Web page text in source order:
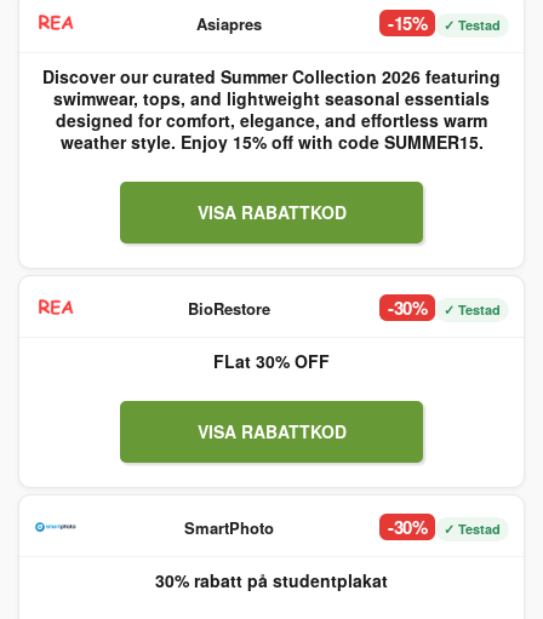
Asiapres -15% ✓ Testad
Discover our curated Summer Collection 2026 featuring
swimwear, tops, and lightweight seasonal essentials
designed for comfort, elegance, and effortless warm
weather style. Enjoy 15% off with code SUMMER15.
VISA RABATTKOD
BioRestore -30% ✓ Testad
FLat 30% OFF
VISA RABATTKOD
SmartPhoto -30% ✓ Testad
30% rabatt på studentplakat